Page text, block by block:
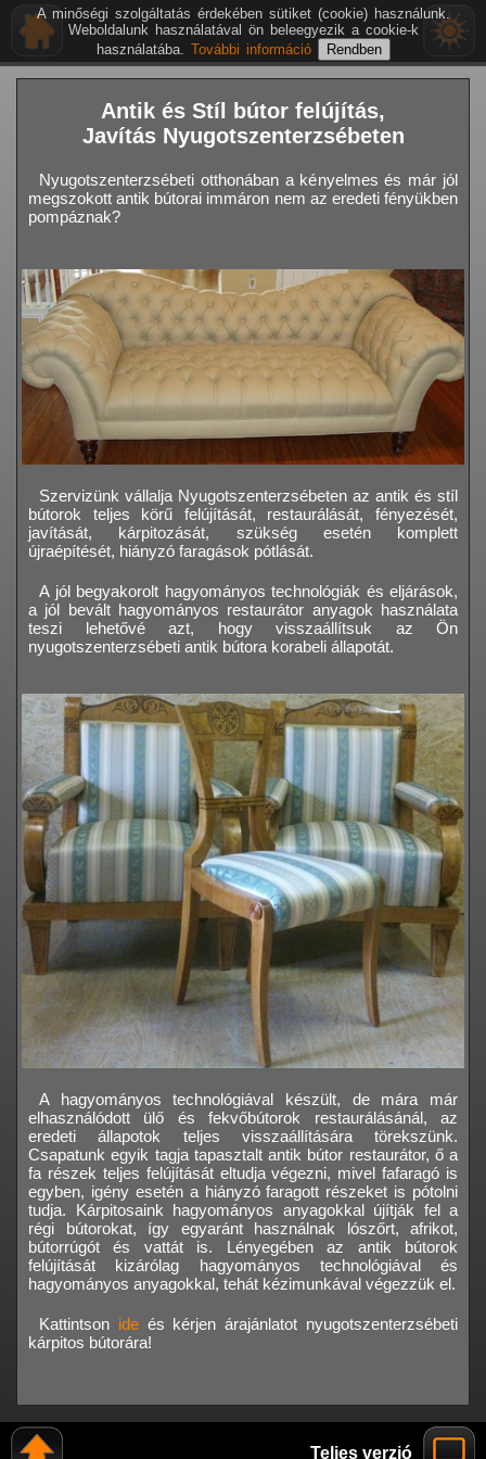
Antik és Stíl bútor felújítás,
Javítás Nyugotszenterzsébeten
Nyugotszenterzsébeti otthonában a kényelmes és már jól
megszokott antik bútorai immáron nem az eredeti fényükben
pompáznak?
Szervizünk vállalja Nyugotszenterzsébeten az antik és stíl
bútorok teljes körű felújítását, restaurálását, fényezését,
javítását, kárpitozását, szükség esetén komplett
újraépítését, hiányzó faragások pótlását.
A jól begyakorolt hagyományos technológiák és eljárások,
a jól bevált hagyományos restaurátor anyagok használata
teszi lehetővé azt, hogy visszaállítsuk az Ön
nyugotszenterzsébeti antik bútora korabeli állapotát.
A hagyományos technológiával készült, de mára már
elhasználódott ülő és fekvőbútorok restaurálásánál, az
eredeti állapotok teljes visszaállítására törekszünk.
Csapatunk egyik tagja tapasztalt antik bútor restaurátor, ő a
fa részek teljes felújítását eltudja végezni, mivel fafaragó is
egyben, igény esetén a hiányzó faragott részeket is pótolni
tudja. Kárpitosaink hagyományos anyagokkal újítják fel a
régi bútorokat, így egyaránt használnak lószőrt, afrikot,
bútorrúgót és vattát is. Lényegében az antik bútorok
felújítását kizárólag hagyományos technológiával és
hagyományos anyagokkal, tehát kézimunkával végezzük el.
Kattintson ideés kérjen árajánlatot nyugotszenterzsébeti
kárpitos bútorára!
Teljes verzió
A minőségi szolgáltatás érdekében sütiket (cookie) használunk.
Weboldalunk használatával ön beleegyezik a cookie-k
használatába. További információ